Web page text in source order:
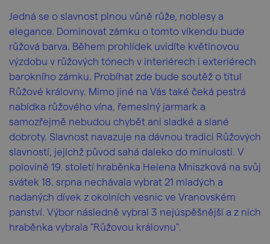
Jedná se o slavnost plnou vůně růže, noblesy a
elegance. Dominovat zámku o tomto víkendu bude
růžová barva. Během prohlídek uvidíte květinovou
výzdobu v růžových tónech v interiérech i exteriérech
barokního zámku. Probíhat zde bude soutěž o titul
Růžové královny. Mimo jiné na Vás také čeká pestrá
nabídka růžového vína, řemeslný jarmark a
samozřejmě nebudou chybět ani sladké a slané
dobroty. Slavnost navazuje na dávnou tradici Růžových
slavností, jejichž původ sahá daleko do minulosti. V
polovině 19. století hraběnka Helena Mniszková na svůj
svátek 18. srpna nechávala vybrat 21 mladých a
nadaných dívek z okolních vesnic ve Vranovském
panství. Výbor následně vybral 3 nejúspěšnější a z nich
hraběnka vybrala "Růžovou královnu".